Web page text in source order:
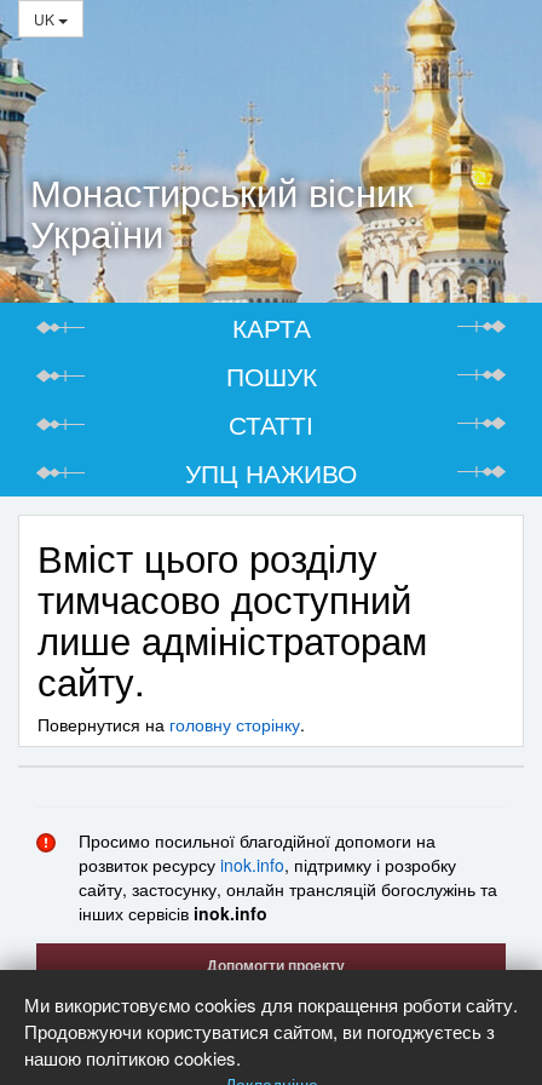
UK
Монастирський вісник
України
КАРТА
ПОШУК
СТАТТІ
УПЦ НАЖИВО
Вміст цього розділу
тимчасово доступний
лише адміністраторам
сайту.
Повернутися на головну сторінку.
Просимо посильної благодійної допомоги на
розвиток ресурсу inok.info, підтримку і розробку
сайту, застосунку, онлайн трансляцій богослужінь та
інших сервісів inok.info
Допомогти проекту
Пожертва карткою
send.monobank.ua
Ми використовуємо cookies для покращення роботи сайту.
Продовжуючи користуватися сайтом, ви погоджуєтесь з
нашою політикою cookies.